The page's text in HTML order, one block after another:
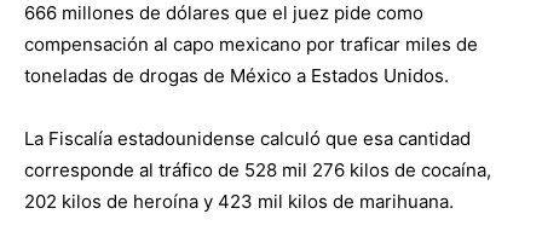
666 millones de dólares que el juez pide como
compensación al capo mexicano por traficar miles de
toneladas de drogas de México a Estados Unidos.
La Fiscalía estadounidense calculó que esa cantidad
corresponde al tráfico de 528 mil 276 kilos de cocaína,
202 kilos de heroína y 423 mil kilos de marihuana.